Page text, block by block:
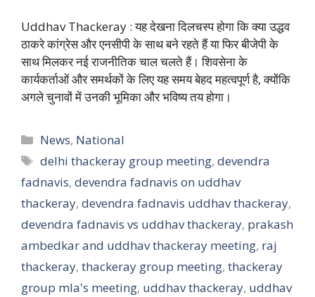
Uddhav Thackeray : यह देखना दिलचस्प होगा कि क्या उद्धव
ठाकरे कांग्रेस और एनसीपी के साथ बने रहते हैं या फिर बीजेपी के
साथ मिलकर नई राजनीतिक चाल चलते हैं। शिवसेना के
कार्यकर्ताओं और समर्थकों के लिए यह समय बेहद महत्वपूर्ण है, क्योंकि
अगले चुनावों में उनकी भूमिका और भविष्य तय होगा।
Categories
News, National
Tags
delhi thackeray group meeting,devendra
fadnavis, devendra fadnavis on uddhav
thackeray, devendra fadnavis uddhav thackeray,
devendra fadnavis vs uddhav thackeray, prakash
ambedkar and uddhav thackeray meeting, raj
thackeray, thackeray group meeting, thackeray
group mla's meeting, uddhav thackeray, uddhav